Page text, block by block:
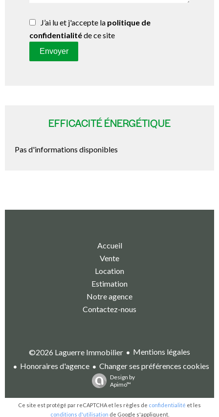
J’ai lu et j'accepte la politique de
confidentialitéde ce site
Envoyer
EFFICACITÉ ÉNERGÉTIQUE
Pas d'informations disponibles
Accueil
Vente
Location
Estimation
Notre agence
Contactez-nous
©2026 Laguerre Immobilier
Mentions légales
Honoraires d'agence
Changer ses préférences cookies
Design by
Apimo™
Ce site est protégé par reCAPTCHA et les règles de confidentialité et les
conditions d'utilisation de Google s'appliquent.